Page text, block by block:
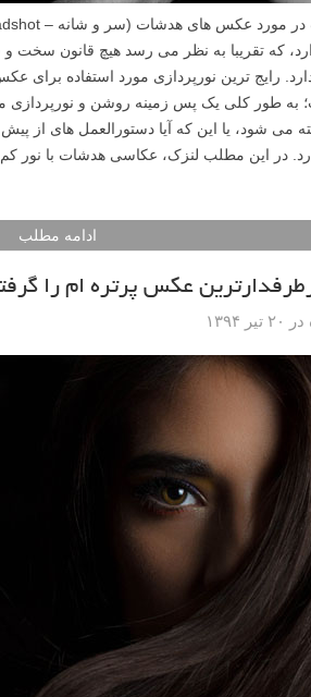
که تقریبا به نظر می رسد هیچ قانون
رایج ترین نورپردازی مورد استفاده برای
طور کلی یک پس زمینه روشن و نورپردازی
می شود، یا این که آیا دستورالعمل های از
ادامه مطلب
عکس پرتره ام را